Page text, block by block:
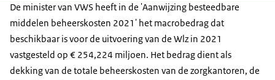
De minister van VWS heeft in de 'Aanwijzing besteedbare
middelen beheerskosten 2021' het macrobedrag dat
beschikbaar is voor de uitvoering van de Wlz in 2021
vastgesteld op € 254,224 miljoen. Het bedrag dient als
dekking van de totale beheerskosten van de zorgkantoren, de